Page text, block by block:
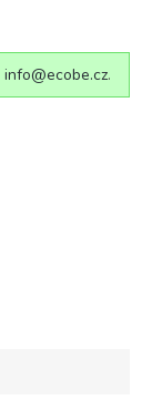
info@ecobe.cz.